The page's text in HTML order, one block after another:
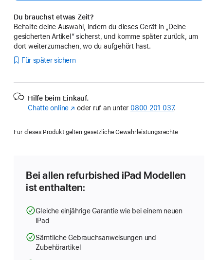
Du brauchst etwas Zeit?
Behalte deine Auswahl, indem du dieses Gerät in „Deine
gesicherten Artikel“ sicherst, und komme später zurück, um
dort weiterzumachen, wo du aufgehört hast.
Für später sichern
Hilfe beim Einkauf.
Chatte online (Öffnet
Fenster)
oder ruf an unter 0800 201 037.
Für dieses Produkt gelten gesetzliche Gewährleistungsrechte
Bei allen refurbished iPad Modellen
ist enthalten:
Gleiche einjährige Garantie wie bei einem neuen
iPad
Sämtliche Gebrauchsanweisungen und
Zubehörartikel